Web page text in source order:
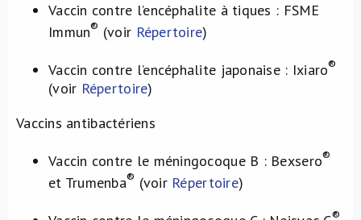
Vaccin contre l’encéphalite à tiques : FSME
Immun® (voir Répertoire)
Vaccin contre l’encéphalite japonaise : Ixiaro®
(voir Répertoire)
Vaccins antibactériens
Vaccin contre le méningocoque B : Bexsero®
et Trumenba® (voirRépertoire)
®